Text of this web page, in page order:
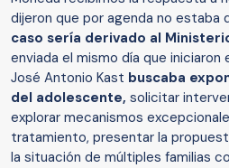
dijeron que por agenda no estaba
caso sería derivado al
enviada el mismo día que
José Antonio Kast buscaba
del adolescente, solicitar
explorar mecanismos
tratamiento, presentar la
la situación de múltiples familias